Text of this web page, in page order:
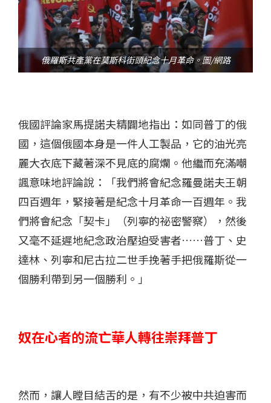
俄羅斯共產黨在莫斯科街頭紀念十月革命。圖/網路
俄國評論家馬提諾夫精闢地指出：如同普丁的俄
國，這個俄國本身是一件人工製品，它的油光亮
麗大衣底下藏著深不見底的腐爛。他繼而充滿嘲
諷意味地評論說：「我們將會紀念羅曼諾夫王朝
四百週年，緊接著是紀念十月革命一百週年。我
們將會紀念「契卡」（列寧的祕密警察），然後
又毫不延遲地紀念政治壓迫受害者……普丁、史
達林、列寧和尼古拉二世手挽著手把俄羅斯從一
個勝利帶到另一個勝利。」
奴在心者的流亡華人轉往崇拜普丁
然而，讓人瞠目結舌的是，有不少被中共迫害而